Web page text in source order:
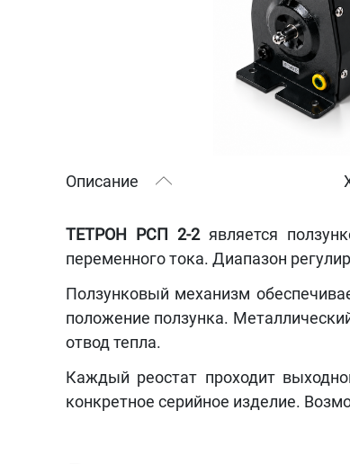
Описание
ТЕТРОН РСП 2-2является
переменного тока. Диапазон
Ползунковый механизм
положение ползунка.
отвод тепла.
Каждый реостат проходит
конкретное серийное изделие.